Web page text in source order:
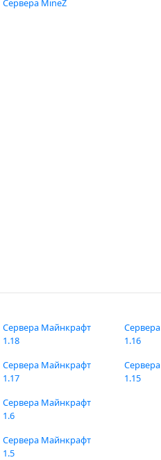
Сервера MineZ
Сервера Майнкрафт
1.18
Сервера Майнкрафт
1.17
1.16
1.15
Сервера Майнкрафт
1.6
Сервера Майнкрафт
1.5